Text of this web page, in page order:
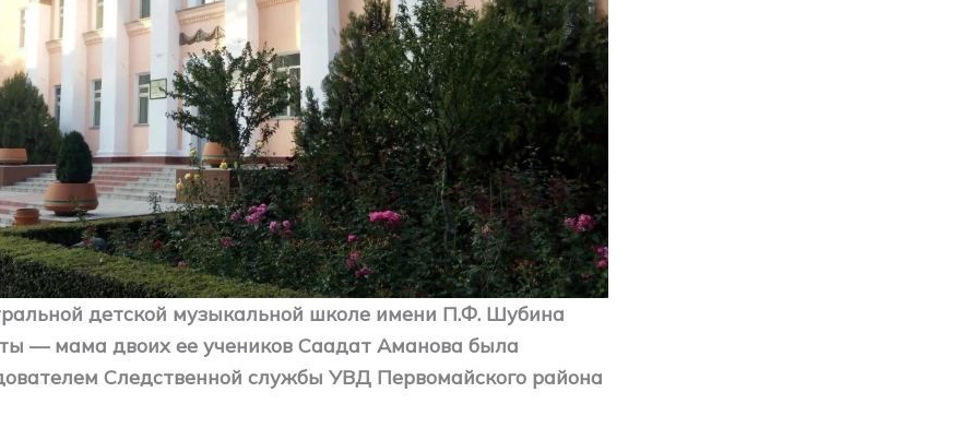
детской музыкальной школе имени П.Ф. Шубина
— мама двоих ее учеников Саадат Аманова была
Следственной службы УВД Первомайского района